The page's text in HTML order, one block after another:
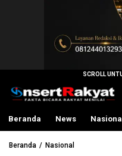
InsertRakyat.com
Fakta Bicara Rakyat Menilai
Beranda News Nasional
Beranda Nasional